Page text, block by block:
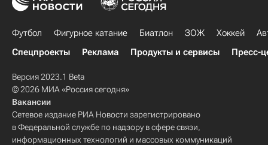
Футбол Фигурное катание Биатлон ЗОЖ Хоккей
Спецпроекты
Реклама Продукты и сервисы Пресс-
Версия 2023.1 Beta
© 2026 МИА «Россия сегодня»
Вакансии
Сетевое издание РИА Новости зарегистрировано
в Федеральной службе по надзору в сфере связи,
информационных технологий и массовых коммуникаций